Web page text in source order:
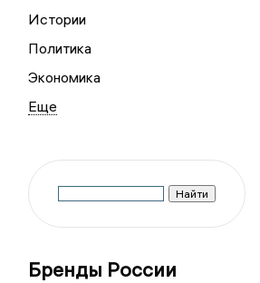
Истории
Политика
Экономика
Бренды России